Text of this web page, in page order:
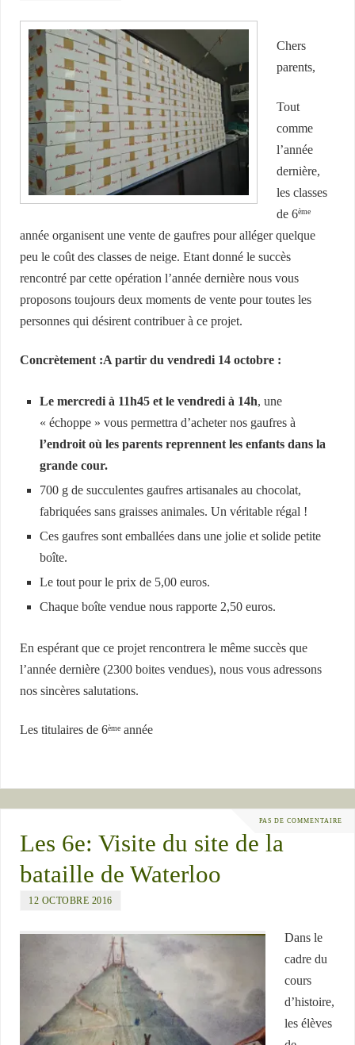
Chers
parents,
Tout
comme
l’année
dernière,
les classes
de 6ème
année organisent une vente de gaufres pour alléger quelque
peu le coût des classes de neige. Etant donné le succès
rencontré par cette opération l’année dernière nous vous
proposons toujours deux moments de vente pour toutes les
personnes qui désirent contribuer à ce projet.
Concrètement :A partir du vendredi 14 octobre :
Le mercredi à 11h45 et le vendredi à 14h, une
« échoppe » vous permettra d’acheter nos gaufres à
l’endroit où les parents reprennent les enfants dans la
grande cour.
700 g de succulentes gaufres artisanales au chocolat,
fabriquées sans graisses animales. Un véritable régal !
Ces gaufres sont emballées dans une jolie et solide petite
boîte.
Le tout pour le prix de 5,00 euros.
Chaque boîte vendue nous rapporte 2,50 euros.
En espérant que ce projet rencontrera le même succès que
l’année dernière (2300 boites vendues), nous vous adressons
nos sincères salutations.
Les titulaires de 6ème année
PAS DE COMMENTAIRE
Les 6e: Visite du site de la
bataille de Waterloo
12 OCTOBRE 2016
Dans le
cadre du
cours
d’histoire,
les élèves